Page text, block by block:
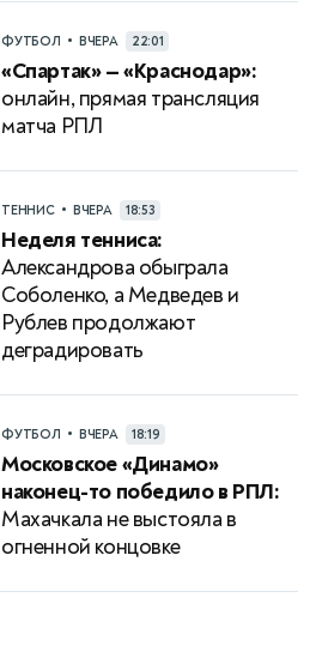
ФУТБОЛ • ВЧЕРА 22:01
«Спартак» — «Краснодар»:
онлайн, прямая трансляция
матча РПЛ
ТЕННИС • ВЧЕРА 18:53
Неделя тенниса:
Александрова обыграла
Соболенко, а Медведев и
Рублев продолжают
деградировать
ФУТБОЛ • ВЧЕРА 18:19
Московское «Динамо»
наконец-то победило в РПЛ:
Махачкала не выстояла в
огненной концовке